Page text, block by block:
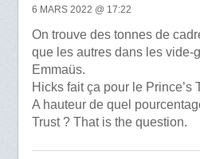
6 MARS 2022 @ 17:22
On trouve des tonnes de
que les autres dans les vide-
Emmaüs.
Hicks fait ça pour le Prince’s
A hauteur de quel
Trust ? That is the question.